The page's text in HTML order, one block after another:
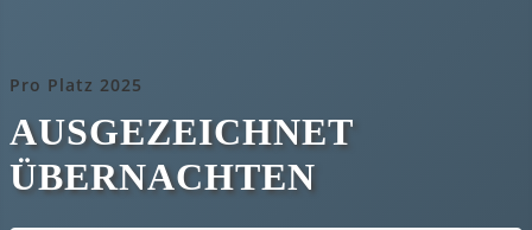
Pro Platz 2025
AUSGEZEICHNET
ÜBERNACHTEN